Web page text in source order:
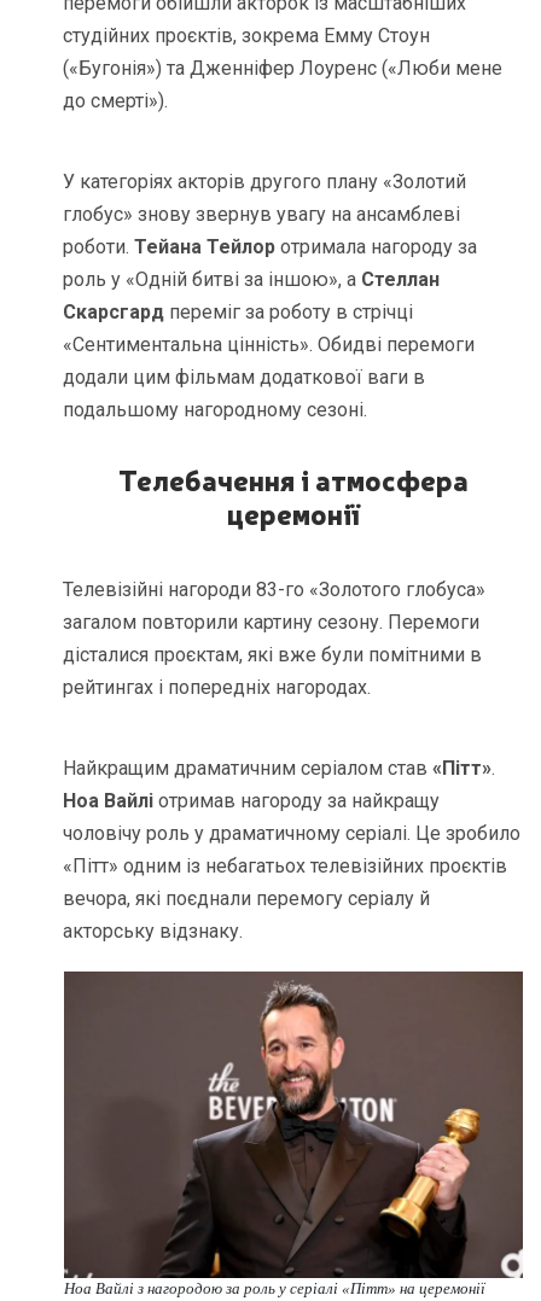
студійних проєктів, зокрема Емму Стоун
(«Бугонія») та Дженніфер Лоуренс («Люби мене
до смерті»).
У категоріях акторів другого плану «Золотий
глобус» знову звернув увагу на ансамблеві
роботи.Тейана Тейлор отримала нагороду за
роль у «Одній битві за іншою», а Стеллан
Скарсгард переміг за роботу в стрічці
«Сентиментальна цінність». Обидві перемоги
додали цим фільмам додаткової ваги в
подальшому нагородному сезоні.
Телебачення і атмосфера
церемонії
Телевізійні нагороди 83-го «Золотого глобуса»
загалом повторили картину сезону. Перемоги
дісталися проєктам, які вже були помітними в
рейтингах і попередніх нагородах.
Найкращим драматичним серіалом став«Пітт».
Ноа Вайлі отримав нагороду за найкращу
чоловічу роль у драматичному серіалі. Це зробило
«Пітт» одним із небагатьох телевізійних проєктів
вечора, які поєднали перемогу серіалу й
акторську відзнаку.
Ноа Вайлі з нагородою за роль у серіалі «Пітт» на церемонії